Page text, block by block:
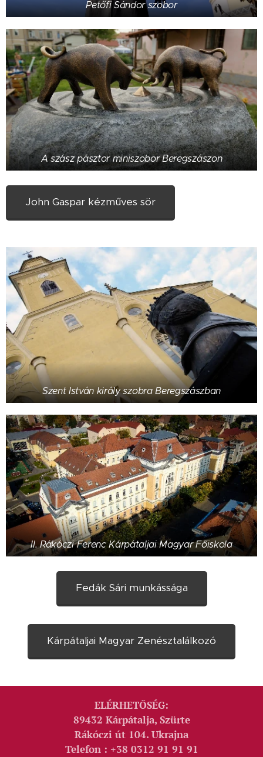
Petőfi Sándor szobor
A szász pásztor miniszobor Beregszászon
John Gaspar kézműves sör
Szent István király szobra Beregszászban
II. Rákóczi Ferenc Kárpátaljai Magyar Főiskola
Fedák Sári munkássága
Kárpátaljai Magyar Zenésztalálkozó
ELÉRHETŐSÉG:
89432 Kárpátalja, Szürte
Rákóczi út 104. Ukrajna
Telefon : +38 0312 91 91 91